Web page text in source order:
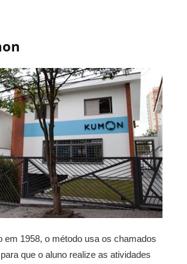
em 1958, o método usa os chamados
que o aluno realize as atividades